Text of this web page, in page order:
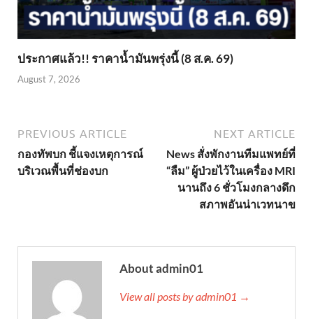
ประกาศแล้ว!! ราคาน้ำมันพรุ่งนี้ (8 ส.ค. 69)
August 7, 2026
PREVIOUS ARTICLE
กองทัพบก ชี้แจงเหตุการณ์
บริเวณพื้นที่ช่องบก
NEXT ARTICLE
News สั่งพักงานทีมแพทย์ที่
“ลืม” ผู้ป่วยไว้ในเครื่อง MRI
นานถึง 6 ชั่วโมงกลางดึก
สภาพอันน่าเวทนาข
About admin01
View all posts by admin01 →